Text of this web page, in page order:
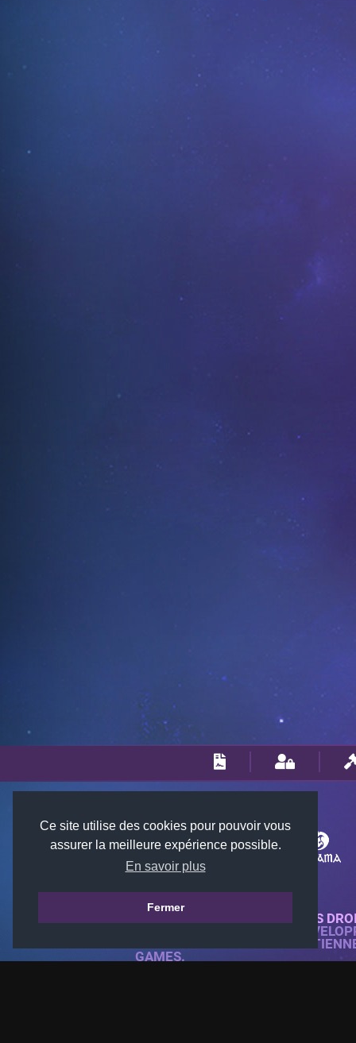
Ce site utilise des cookies pour pouvoir vous
assurer la meilleure expérience possible.
En savoir plus
Fermer
© 2018-2026 KTARENA. TOUS
SITE WEB ENTIÈREMENT
TOUTES LES IMAGES
GAMES.